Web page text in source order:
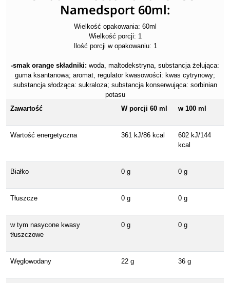
Namedsport 60ml:
Wielkość opakowania: 60ml
Wielkość porcji: 1
Ilość porcji w opakowaniu: 1
-smak orange składniki: woda, maltodekstryna, substancja żelująca:
guma ksantanowa; aromat, regulator kwasowości: kwas cytrynowy;
substancja słodząca: sukraloza; substancja konserwująca: sorbinian
potasu
Zawartość
W porcji 60 ml w 100 ml
Wartość energetyczna 361 kJ/86 kcal
602 kJ/144
kcal
Białko 0 g 0 g
Tłuszcze 0 g 0 g
w tym nasycone kwasy
tłuszczowe
0 g 0 g
Węglowodany 22 g 36 g